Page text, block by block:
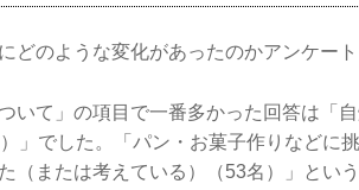
どのような変化があったのかアンケー
いて」の項目で一番多かった回答は「
」でした。「パン・お菓子作りなどに
（または考えている）（53名）」とい